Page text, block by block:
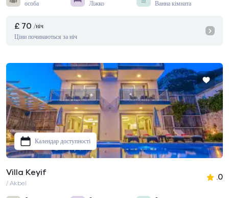
особа
Ліжко
Ванна кімната
£ 70 /ніч
Ціни починаються за ніч
Календар доступності
Villa Keyif
/ Akbel
.0